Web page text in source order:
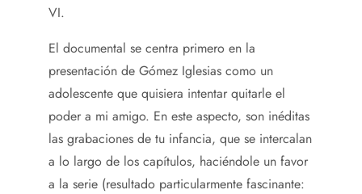
VI.
El documental se centra primero en la
presentación de Gómez Iglesias como un
adolescente que quisiera intentar quitarle el
poder a mi amigo. En este aspecto, son inéditas
las grabaciones de tu infancia, que se intercalan
a lo largo de los capítulos, haciéndole un favor
a la serie (resultado particularmente fascinante: